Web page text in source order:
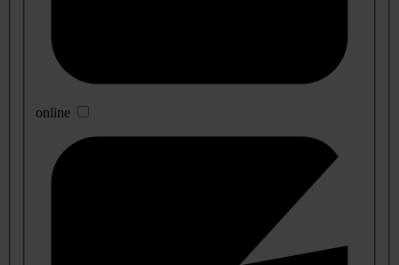
online